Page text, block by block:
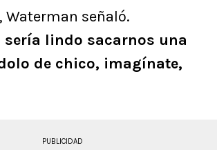
Waterman señaló.
sería lindo sacarnos una
de chico, imagínate,
PUBLICIDAD